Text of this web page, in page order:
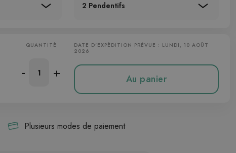
2 Pendentifs
QUANTITÉ
- +
DATE D'EXPÉDITION PRÉVUE : LUNDI, 10 AOÛT
2026
Au panier
Plusieurs modes de paiement